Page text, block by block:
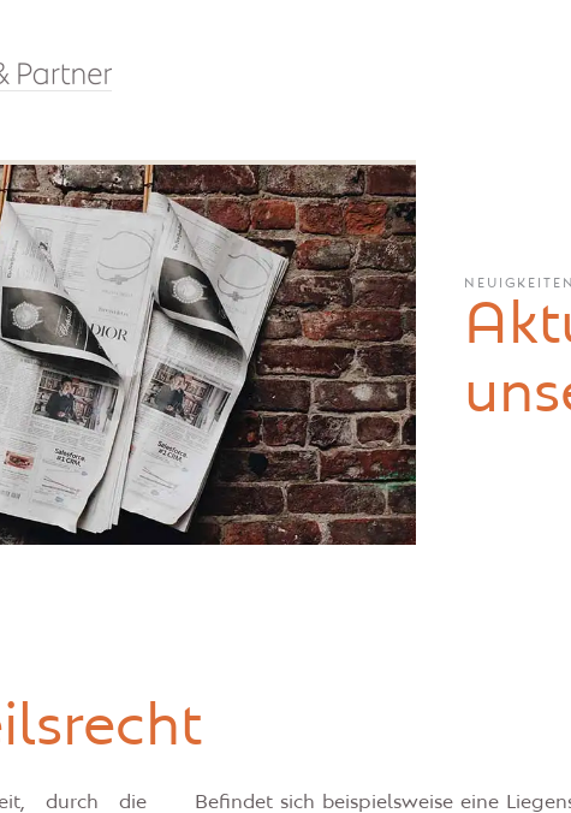
NEUIGKEITEN
durch die
Befindet sich beispielsweise eine